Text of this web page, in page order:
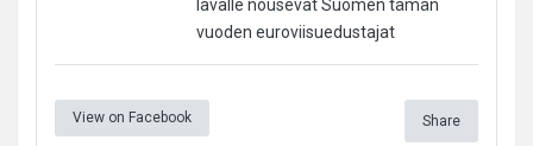
lavalle nousevat Suomen tämän
vuoden euroviisuedustajat
View on Facebook Share